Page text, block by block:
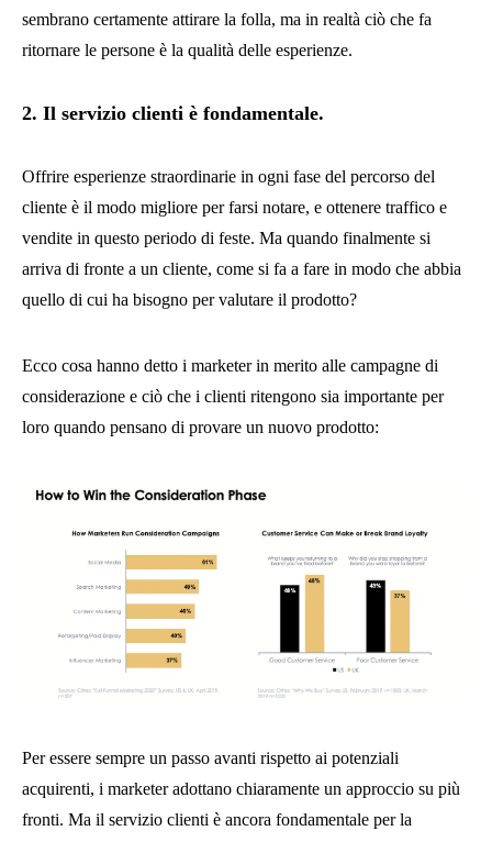
sembrano certamente attirare la folla, ma in realtà ciò che fa
ritornare le persone è la qualità delle esperienze.
2. Il servizio clienti è fondamentale.
Offrire esperienze straordinarie in ogni fase del percorso del
cliente è il modo migliore per farsi notare, e ottenere traffico e
vendite in questo periodo di feste. Ma quando finalmente si
arriva di fronte a un cliente, come si fa a fare in modo che abbia
quello di cui ha bisogno per valutare il prodotto?
Ecco cosa hanno detto i marketer in merito alle campagne di
considerazione e ciò che i clienti ritengono sia importante per
loro quando pensano di provare un nuovo prodotto:
Per essere sempre un passo avanti rispetto ai potenziali
acquirenti, i marketer adottano chiaramente un approccio su più
fronti. Ma il servizio clienti è ancora fondamentale per la